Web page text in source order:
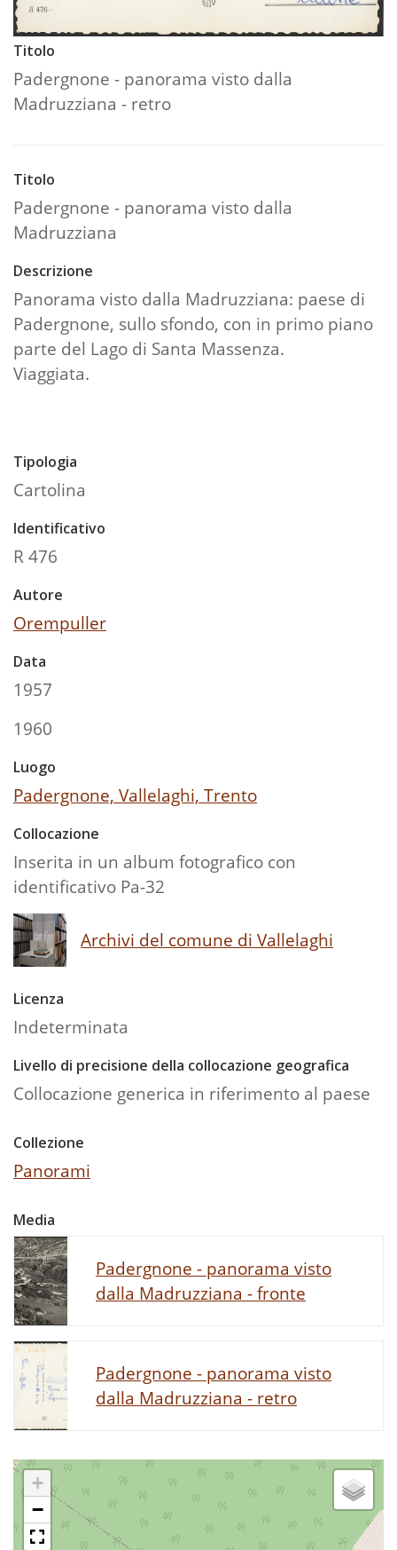
Titolo
Padergnone - panorama visto dalla
Madruzziana - retro
Titolo
Padergnone - panorama visto dalla
Madruzziana
Descrizione
Panorama visto dalla Madruzziana: paese di
Padergnone, sullo sfondo, con in primo piano
parte del Lago di Santa Massenza.
Viaggiata.
Tipologia
Cartolina
Identificativo
R 476
Autore
Orempuller
Data
1957
1960
Luogo
Padergnone, Vallelaghi, Trento
Collocazione
Inserita in un album fotografico con
identificativo Pa-32
Archivi del comune di Vallelaghi
Licenza
Indeterminata
Livello di precisione della collocazione geografica
Collocazione generica in riferimento al paese
Collezione
Panorami
Media
Padergnone - panorama visto
dalla Madruzziana - fronte
Padergnone - panorama visto
dalla Madruzziana - retro
+
−